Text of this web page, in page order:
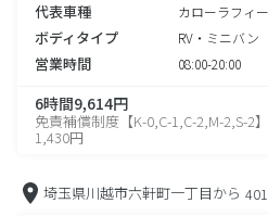
代表車種 カローラフィ
ボディタイプ RV・ミニバン
営業時間 08:00-20:00
6時間9,614円
免責補償制度【K-0,C-1,C-2,M-2,S-2】
1,430円
埼玉県川越市六軒町一丁目から